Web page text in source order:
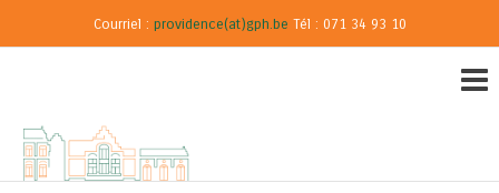
Courriel : providence(at)gph.be Tél : 071 34 93 10